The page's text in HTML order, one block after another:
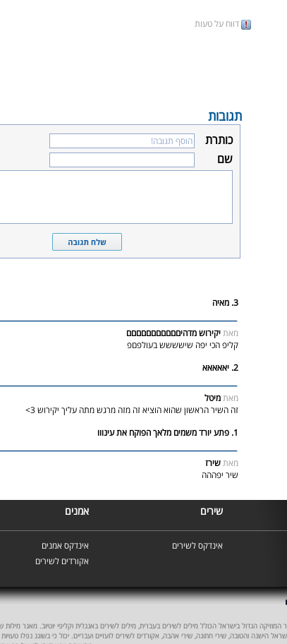
דווח על טעות
תגובות
כותרת
שם
3. מאיה
מאתיקירוש מדהיםםםםםםםםםםם
קליפ הכי יפה שישששש בעולפםפ
2. יאאאאא
מאתמיטל
זה השיר הראשון שהוא הוציא זה מזה מרגש מתה עליך יקירוש 3>
1. פתע יורד משמים מלאך הפוקח את עינווו
מאתשירז
שיר יפההה
שירים אמנים
אינדקס לשירים
אינדקס אמנים
אקורדים לשירים
המוזיקה הגדול בישראל הכולל מילים לשירים בעברית, מילים לשירים באנגלית וקליפי יוטיוב. מאגר מילות
הישנה והטובה, שירי חתונה, שירי אהבה, אקורדים לשירים לועזיים ועבריים. יכול כי בשוגג נפלו